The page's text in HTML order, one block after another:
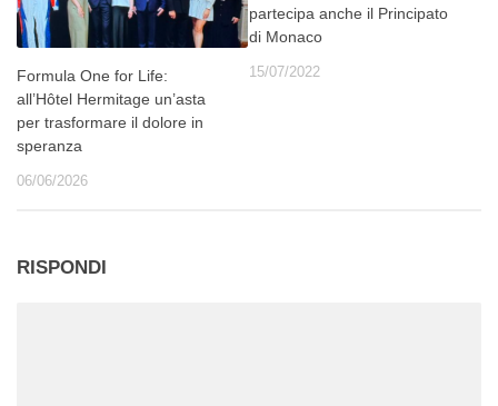
Formula One for Life:
all’Hôtel Hermitage un’asta
per trasformare il dolore in
speranza
06/06/2026
partecipa anche il Principato
di Monaco
15/07/2022
RISPONDI